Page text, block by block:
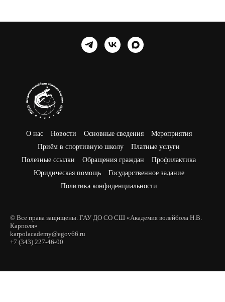
О нас Новости Основные сведения
Мероприятия
Приём в спортивную школу
Платные услуги
Полезные ссылки
Обращения граждан
Профилактика
Юридическая помощь
Государственное задание
Политика конфиденциальности
© Все права защищены. ГАУ ДО СО СШ «Академия волейбола Н.В.
Карполя»
karpolacademy@egov66.ru
+7 (343) 227-46-00